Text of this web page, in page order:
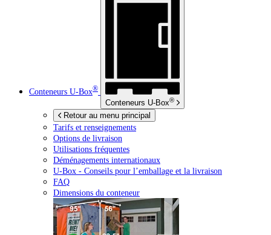
Conteneurs U-Box®
Conteneurs U-Box®
Retour au menu principal
Tarifs et renseignements
Options de livraison
Utilisations fréquentes
Déménagements internationaux
U-Box - Conseils pour l’emballage et la livraison
FAQ
Dimensions du conteneur